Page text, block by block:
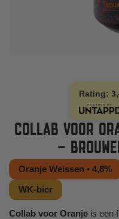
Rating:
COLLAB VOOR
–
Oranje Weissen • 4,8%
WK-bier
Collab voor Oranje is een